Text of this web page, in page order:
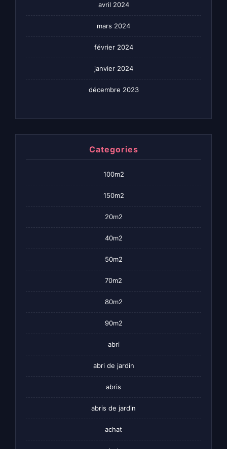
avril 2024
mars 2024
février 2024
janvier 2024
décembre 2023
Categories
100m2
150m2
20m2
40m2
50m2
70m2
80m2
90m2
abri
abri de jardin
abris
abris de jardin
achat